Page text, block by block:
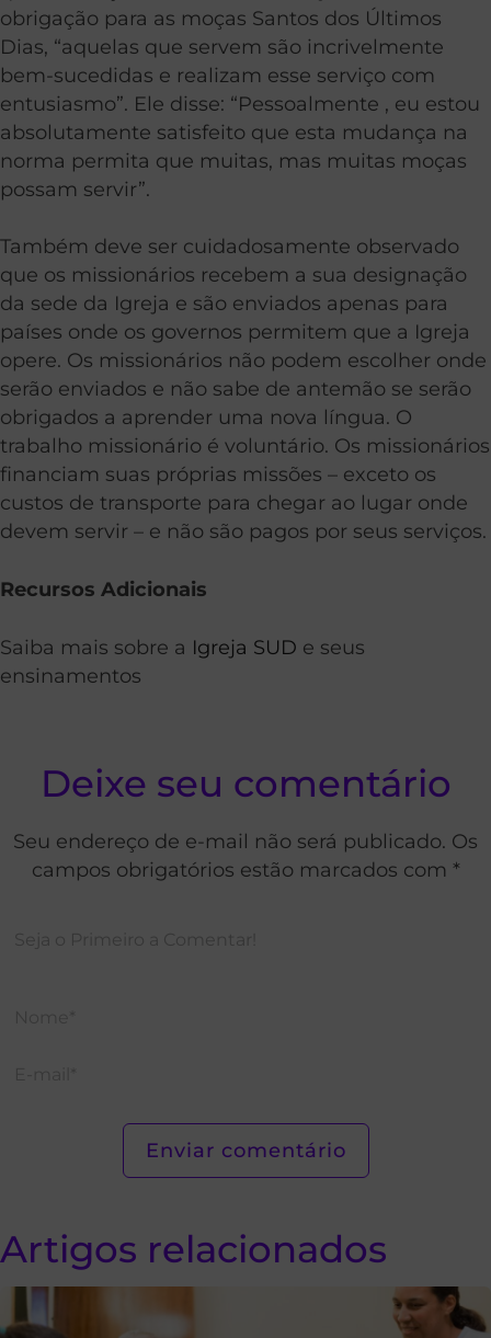
obrigação para as moças Santos dos Últimos
Dias, “aquelas que servem são incrivelmente
bem-sucedidas e realizam esse serviço com
entusiasmo”. Ele disse: “Pessoalmente , eu estou
absolutamente satisfeito que esta mudança na
norma permita que muitas, mas muitas moças
possam servir”.
Também deve ser cuidadosamente observado
que os missionários recebem a sua designação
da sede da Igreja e são enviados apenas para
países onde os governos permitem que a Igreja
opere. Os missionários não podem escolher onde
serão enviados e não sabe de antemão se serão
obrigados a aprender uma nova língua. O
trabalho missionário é voluntário. Os missionários
financiam suas próprias missões – exceto os
custos de transporte para chegar ao lugar onde
devem servir – e não são pagos por seus serviços.
Recursos Adicionais
Saiba mais sobre a Igreja SUD e seus
ensinamentos
Deixe seu comentário
Seu endereço de e-mail não será publicado. Os
campos obrigatórios estão marcados com *
Artigos relacionados